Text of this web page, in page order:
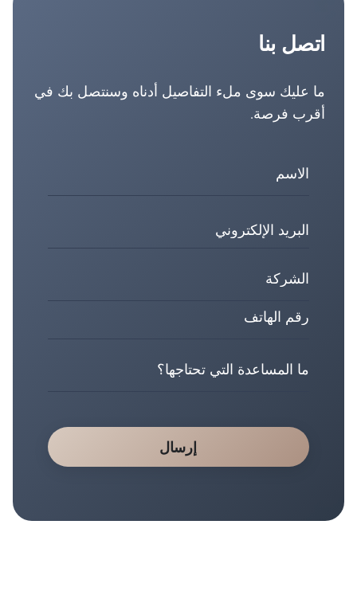
اتصل بنا
ما عليك سوى ملء التفاصيل أدناه وسنتصل بك في
أقرب فرصة.
إرسال